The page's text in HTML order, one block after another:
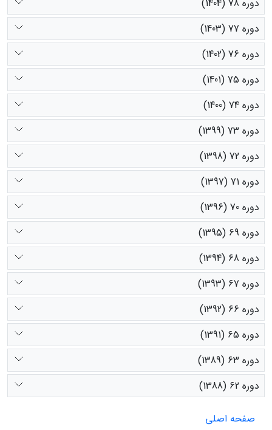
دوره 78 (1404)
دوره 77 (1403)
دوره 76 (1402)
دوره 75 (1401)
دوره 74 (1400)
دوره 73 (1399)
دوره 72 (1398)
دوره 71 (1397)
دوره 70 (1396)
دوره 69 (1395)
دوره 68 (1394)
دوره 67 (1393)
دوره 66 (1392)
دوره 65 (1391)
دوره 63 (1389)
دوره 62 (1388)
صفحه اصلی